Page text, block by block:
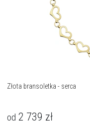
Złota bransoletka - serca
od 2 739 zł